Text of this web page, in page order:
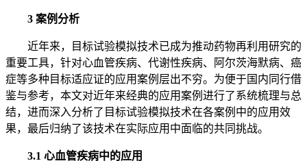
3 案例分析
近年来，目标试验模拟技术已成为推动药物再利用研究的
重要工具，针对心血管疾病、代谢性疾病、阿尔茨海默病、癌
症等多种目标适应证的应用案例层出不穷。为便于国内同行借
鉴与参考，本文对近年来经典的应用案例进行了系统梳理与总
结，进而深入分析了目标试验模拟技术在各案例中的应用效
果，最后归纳了该技术在实际应用中面临的共同挑战。
3.1 心血管疾病中的应用